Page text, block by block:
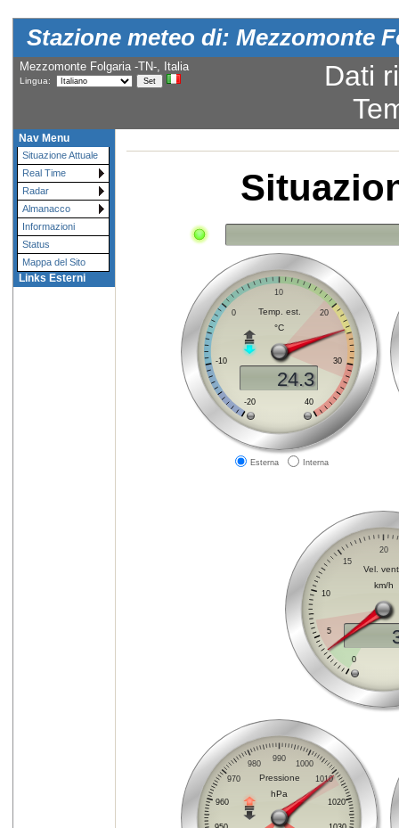
Stazione meteo di: Mezzomonte
Mezzomonte Folgaria -TN-, Italia
Lingua:
Dati
Nav Menu
Situazione Attuale
Real Time
Radar
Almanacco
Informazioni
Status
Mappa del Sito
Links Esterni